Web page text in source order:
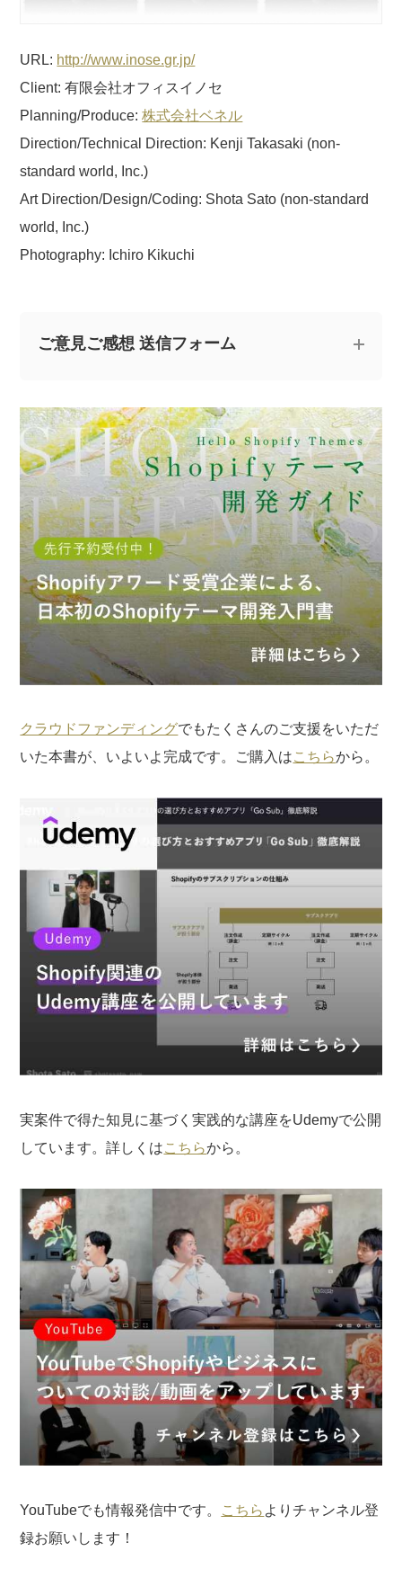
URL: http://www.inose.gr.jp/
Client: 有限会社オフィスイノセ
Planning/Produce:株式会社ベネル
Direction/Technical Direction: Kenji Takasaki (non-
standard world, Inc.)
Art Direction/Design/Coding: Shota Sato (non-standard
world, Inc.)
Photography: Ichiro Kikuchi
ご意見ご感想 送信フォーム
にお寄せください。
※なお、ご質問については回答できない場合と、当ブログ
の記事にて個人情報を伏せたうえで回答させていただく
場合がございます。あらかじめご了承ください。
クラウドファンディングでもたくさんのご支援をいただ
いた本書が、いよいよ完成です。ご購入はこちらから。
実案件で得た知見に基づく実践的な講座をUdemyで公開
しています。詳しくはこちらから。
YouTubeでも情報発信中です。 こちら よりチャンネル登
録お願いします！